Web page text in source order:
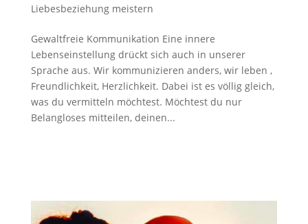
Liebesbeziehung meistern
Gewaltfreie Kommunikation Eine innere
Lebenseinstellung drückt sich auch in unserer
Sprache aus. Wir kommunizieren anders, wir leben ,
Freundlichkeit, Herzlichkeit. Dabei ist es völlig gleich,
was du vermitteln möchtest. Möchtest du nur
Belangloses mitteilen, deinen...